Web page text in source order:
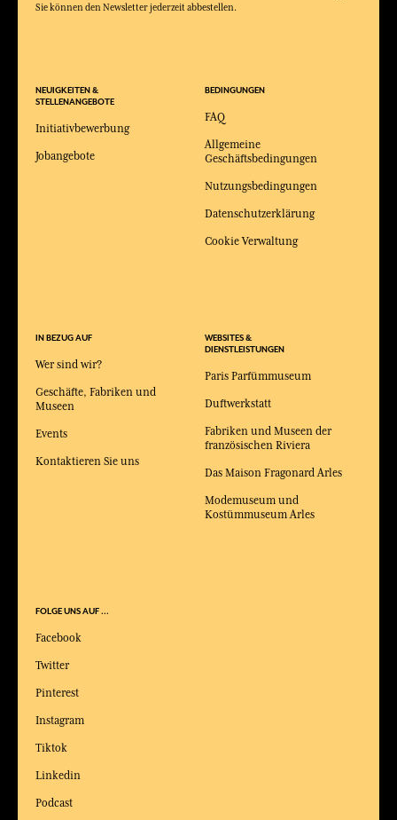
Sie können den Newsletter jederzeit abbestellen.
BEDINGUNGEN
FAQ
Allgemeine
Geschäftsbedingungen
Nutzungsbedingungen
Datenschutzerklärung
Cookie Verwaltung
WEBSITES &
DIENSTLEISTUNGEN
Paris Parfümmuseum
Duftwerkstatt
Fabriken und Museen der
französischen Riviera
Das Maison Fragonard Arles
Modemuseum und
Kostümmuseum Arles
IN BEZUG AUF
Wer sind wir?
Geschäfte, Fabriken und
Museen
Events
Kontaktieren Sie uns
FOLGE UNS AUF ...
Facebook
Twitter
Pinterest
Instagram
Tiktok
Linkedin
Podcast
NEUIGKEITEN &
STELLENANGEBOTE
Initiativbewerbung
Jobangebote